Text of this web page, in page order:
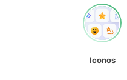
Iconos